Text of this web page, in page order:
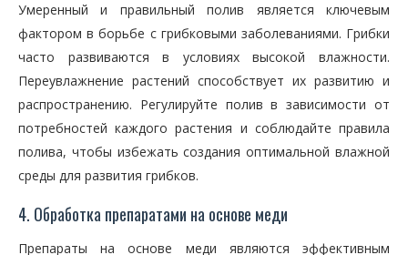
Умеренный и правильный полив является ключевым
фактором в борьбе с грибковыми заболеваниями. Грибки
часто развиваются в условиях высокой влажности.
Переувлажнение растений способствует их развитию и
распространению. Регулируйте полив в зависимости от
потребностей каждого растения и соблюдайте правила
полива, чтобы избежать создания оптимальной влажной
среды для развития грибков.
4. Обработка препаратами на основе меди
Препараты на основе меди являются эффективным